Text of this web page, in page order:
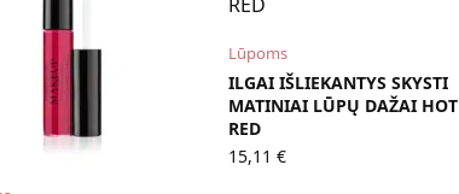
Lūpoms
ILGAI IŠLIEKANTYS SKYSTI
MATINIAI LŪPŲ DAŽAI HOT
RED
15,11 €